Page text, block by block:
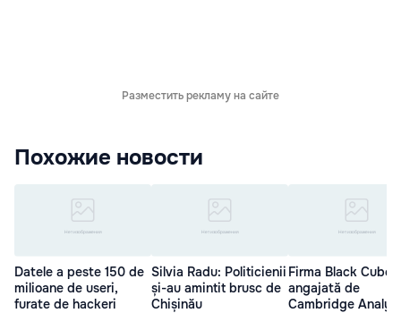
Разместить рекламу на сайте
Похожие новости
Datele a peste 150 de
milioane de useri,
furate de hackeri
Silvia Radu: Politicienii
și-au amintit brusc de
Chișinău
Firma Black Cube,
angajată de
Cambridge